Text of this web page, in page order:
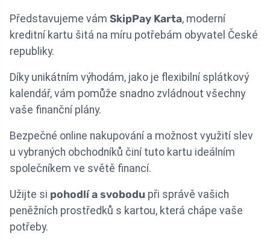
Představujeme vám SkipPay Karta, moderní
kreditní kartu šitá na míru potřebám obyvatel České
republiky.
Díky unikátním výhodám, jako je flexibilní splátkový
kalendář, vám pomůže snadno zvládnout všechny
vaše finanční plány.
Bezpečné online nakupování a možnost využití slev
u vybraných obchodníků činí tuto kartu ideálním
společníkem ve světě financí.
Užijte si pohodlí a svobodu při správě vašich
peněžních prostředků s kartou, která chápe vaše
potřeby.